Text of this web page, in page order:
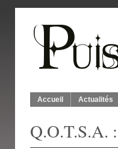
Accueil Actualités
Q.O.T.S.A.